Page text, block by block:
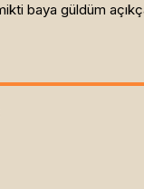
baya güldüm